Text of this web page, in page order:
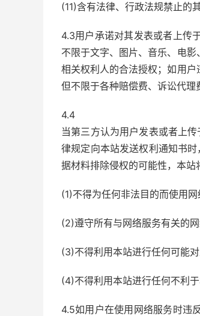
(11)含有法律、行政法规禁止的
4.3用户承诺对其发表或者上传
不限于文字、图片、音乐、电
相关权利人的合法授权；如用
但不限于各种赔偿费、诉讼代理
4.4
当第三方认为用户发表或者上
律规定向本站发送权利通知书
据材料排除侵权的可能性，本站
(1)不得为任何非法目的而使用网
(2)遵守所有与网络服务有关的网
(3)不得利用本站进行任何可能
(4)不得利用本站进行任何不利于
4.5如用户在使用网络服务时违